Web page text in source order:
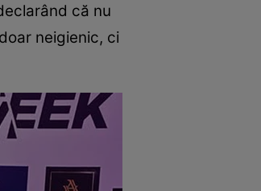
că nu
neigienic, ci